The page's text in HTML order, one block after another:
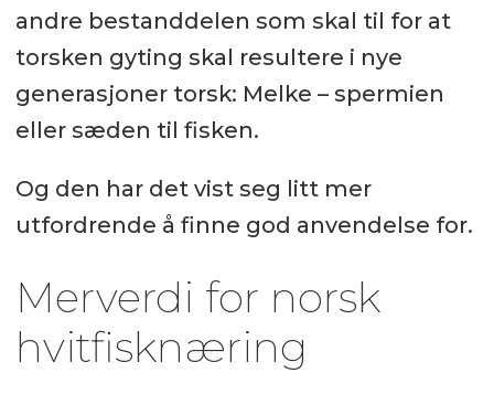
andre bestanddelen som skal til for at
torsken gyting skal resultere i nye
generasjoner torsk: Melke – spermien
eller sæden til fisken.
Og den har det vist seg litt mer
utfordrende å finne god anvendelse for.
Merverdi for norsk
hvitfisknæring